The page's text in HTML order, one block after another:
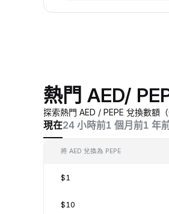
熱門 AED/
探索熱門 AED / PEPE 兌換數額
現在24 小時前1 個月前1 年
將 AED 兌換為 PEPE
$1
$10